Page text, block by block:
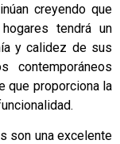
creyendo que
tendrá un
y calidez de sus
contemporáneos
que proporciona la
son una excelente